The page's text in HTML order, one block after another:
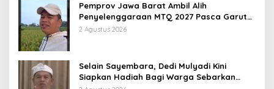
Pemprov Jawa Barat Ambil Alih
Penyelenggaraan MTQ 2027 Pasca Garut
Mundur Jadi Tuan Rumah
2 Agustus 2026
Selain Sayembara, Dedi Mulyadi Kini
Siapkan Hadiah Bagi Warga Sebarkan